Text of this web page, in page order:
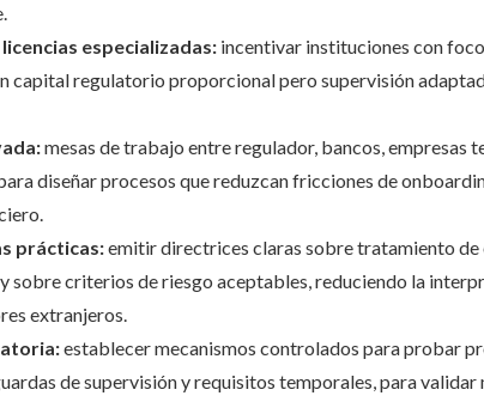
especializadas: incentivar instituciones con
capital regulatorio proporcional pero supervisión
mesas de trabajo entre regulador, bancos, empresas
diseñar procesos que reduzcan fricciones de
prácticas:emitir directrices claras sobre tratamiento de
sobre criterios de riesgo aceptables, reduciendo la
extranjeros.
establecer mecanismos controlados para probar
de supervisión y requisitos temporales, para validar